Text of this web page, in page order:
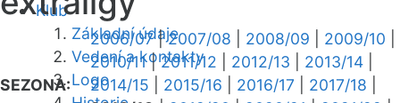
Klub
Základní údaje
Vedení a kontakty
Logo
SEZONA:
2006/07|2007/08 2008/09 2009/10
2010/11|2011/12 2012/13 2013/14
2014/15
2015/16 2016/17 2017/18